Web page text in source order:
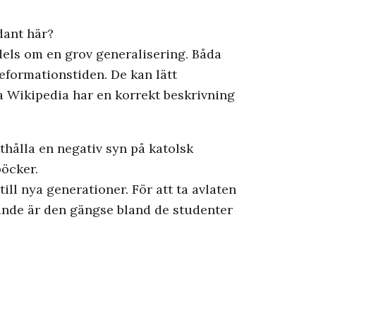
här?
om en grov generalisering. Båda
De kan lätt
Wikipedia har en korrekt beskrivning
en negativ syn på katolsk
nya generationer. För att ta avlaten
är den gängse bland de studenter